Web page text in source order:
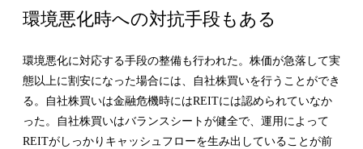
環境悪化時への対抗手段もある
環境悪化に対応する手段の整備も行われた。株価が急落して実
態以上に割安になった場合には、自社株買いを行うことができ
る。自社株買いは金融危機時にはREITには認められていなか
った。自社株買いはバランスシートが健全で、運用によって
REITがしっかりキャッシュフローを生み出していることが前